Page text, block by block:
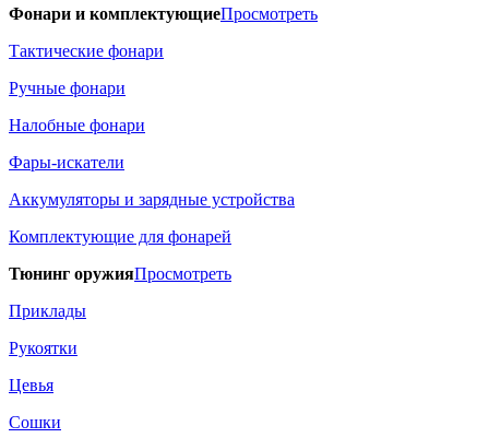
Фонари и комплектующиеПросмотреть
Тактические фонари
Ручные фонари
Налобные фонари
Фары-искатели
Аккумуляторы и зарядные устройства
Комплектующие для фонарей
Тюнинг оружияПросмотреть
Приклады
Рукоятки
Цевья
Сошки